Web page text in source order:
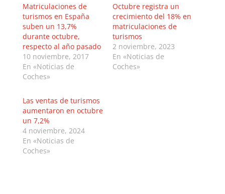
Matriculaciones de
turismos en España
suben un 13,7%
durante octubre,
respecto al año pasado
10 noviembre, 2017
En «Noticias de
Coches»
Octubre registra un
crecimiento del 18% en
matriculaciones de
turismos
2 noviembre, 2023
En «Noticias de
Coches»
Las ventas de turismos
aumentaron en octubre
un 7,2%
4 noviembre, 2024
En «Noticias de
Coches»